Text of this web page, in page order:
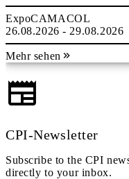
ExpoCAMACOL
26.08.2026 - 29.08.2026
Mehr sehen
CPI-Newsletter
Subscribe to the CPI
directly to your inbox.